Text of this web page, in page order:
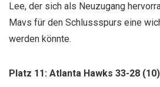
Lee, der sich als Neuzugang
Mavs für den Schlussspurs eine
werden könnte.
Platz 11: Atlanta Hawks 33-28 (10)